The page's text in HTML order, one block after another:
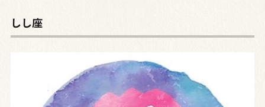
しし座